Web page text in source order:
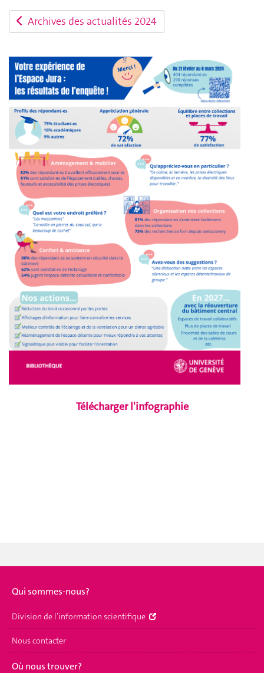
Archives des actualités 2024
Télécharger l'infographie
Qui sommes-nous?
Division de l’information scientifique
Nous contacter
Où nous trouver?